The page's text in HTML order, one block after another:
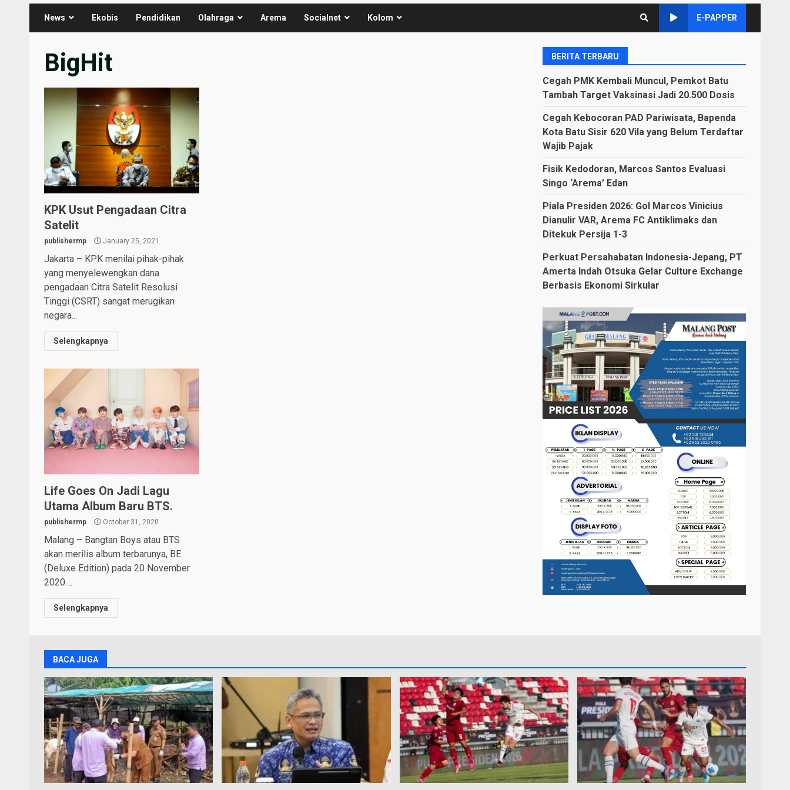
News Ekobis Pendidikan Olahraga Arema Socialnet Kolom E-PAPPER
BigHit
KPK Usut Pengadaan Citra
Satelit
publishermp January 25, 2021
Jakarta – KPK menilai pihak-pihak
yang menyelewengkan dana
pengadaan Citra Satelit Resolusi
Tinggi (CSRT) sangat merugikan
negara...
Selengkapnya
Life Goes On Jadi Lagu
Utama Album Baru BTS.
publishermp October 31, 2020
Malang – Bangtan Boys atau BTS
akan merilis album terbarunya, BE
(Deluxe Edition) pada 20 November
2020....
Selengkapnya
BERITA TERBARU
Cegah PMK Kembali Muncul, Pemkot Batu
Tambah Target Vaksinasi Jadi 20.500 Dosis
Cegah Kebocoran PAD Pariwisata, Bapenda
Kota Batu Sisir 620 Vila yang Belum Terdaftar
Wajib Pajak
Fisik Kedodoran, Marcos Santos Evaluasi
Singo ‘Arema’ Edan
Piala Presiden 2026: Gol Marcos Vinicius
Dianulir VAR, Arema FC Antiklimaks dan
Ditekuk Persija 1-3
Perkuat Persahabatan Indonesia-Jepang, PT
Amerta Indah Otsuka Gelar Culture Exchange
Berbasis Ekonomi Sirkular
BACA JUGA